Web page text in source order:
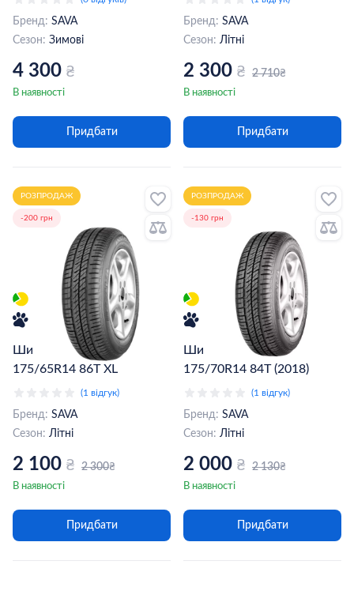
Бренд: SAVA
Сезон: Зимові
4 300 ₴
В наявності
Придбати
Бренд: SAVA
Сезон: Літні
2 300 ₴ 2 710₴
В наявності
Придбати
РОЗПРОДАЖ
-200 грн
Шина Sava Perfecta
175/65R14 86T XL
(1 відгук)
Бренд: SAVA
Сезон: Літні
2 100 ₴ 2 300₴
В наявності
Придбати
РОЗПРОДАЖ
-130 грн
Шина SAVA PERFECTA
175/70R14 84T (2018)
(1 відгук)
Бренд: SAVA
Сезон: Літні
2 000 ₴ 2 130₴
В наявності
Придбати